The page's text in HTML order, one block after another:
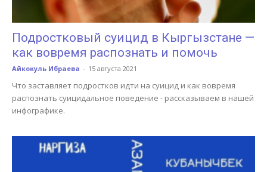
Подростковый суицид в Кыргызстане —
как вовремя распознать и помочь
Айкокуль Ибраева - 15 августа 2021
Что заставляет подростков идти на суицид и как вовремя
распознать суицидальное поведение - рассказываем в нашей
инфографике.